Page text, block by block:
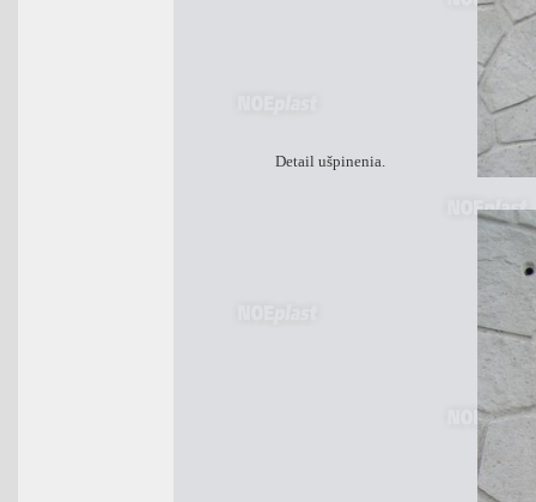
Detail ušpinenia.